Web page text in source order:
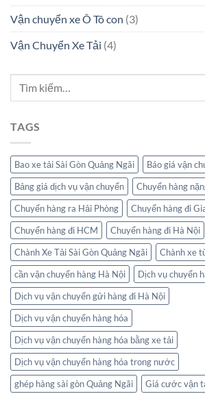
Vận chuyển xe Ô Tô con (3)
Vận Chuyển Xe Tải (4)
TAGS
Bao xe tải Sài Gòn Quảng Ngãi
Báo giá vận
Bảng giá dịch vụ vận chuyển
Chuyển hàng
Chuyển hàng ra Hải Phòng
Chuyển hàng đi
Chuyển hàng đi HCM
Chuyển hàng đi Hà Nội
Chành Xe Tải Sài Gòn Quảng Ngãi
Chành xe
cần vận chuyển hàng Hà Nội
Dịch vụ chuyển
Dịch vụ vận chuyển gửi hàng đi Hà Nội
Dịch vụ vận chuyển hàng hóa
Dịch vụ vận chuyển hàng hóa bằng xe tải
Dịch vụ vận chuyển hàng hóa trong nước
ghép hàng sài gòn Quảng Ngãi
Giá cước vận